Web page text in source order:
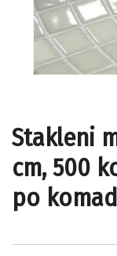
Stakleni
cm, 500
po